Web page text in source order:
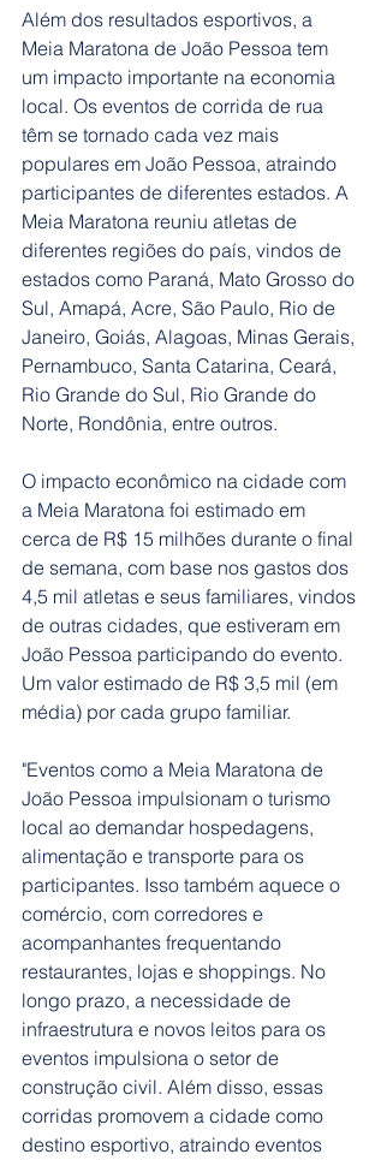
Além dos resultados esportivos, a
Meia Maratona de João Pessoa tem
um impacto importante na economia
local. Os eventos de corrida de rua
têm se tornado cada vez mais
populares em João Pessoa, atraindo
participantes de diferentes estados. A
Meia Maratona reuniu atletas de
diferentes regiões do país, vindos de
estados como Paraná, Mato Grosso do
Sul, Amapá, Acre, São Paulo, Rio de
Janeiro, Goiás, Alagoas, Minas Gerais,
Pernambuco, Santa Catarina, Ceará,
Rio Grande do Sul, Rio Grande do
Norte, Rondônia, entre outros.
O impacto econômico na cidade com
a Meia Maratona foi estimado em
cerca de R$ 15 milhões durante o final
de semana, com base nos gastos dos
4,5 mil atletas e seus familiares, vindos
de outras cidades, que estiveram em
João Pessoa participando do evento.
Um valor estimado de R$ 3,5 mil (em
média) por cada grupo familiar.
"Eventos como a Meia Maratona de
João Pessoa impulsionam o turismo
local ao demandar hospedagens,
alimentação e transporte para os
participantes. Isso também aquece o
comércio, com corredores e
acompanhantes frequentando
restaurantes, lojas e shoppings. No
longo prazo, a necessidade de
infraestrutura e novos leitos para os
eventos impulsiona o setor de
construção civil. Além disso, essas
corridas promovem a cidade como
destino esportivo, atraindo eventos